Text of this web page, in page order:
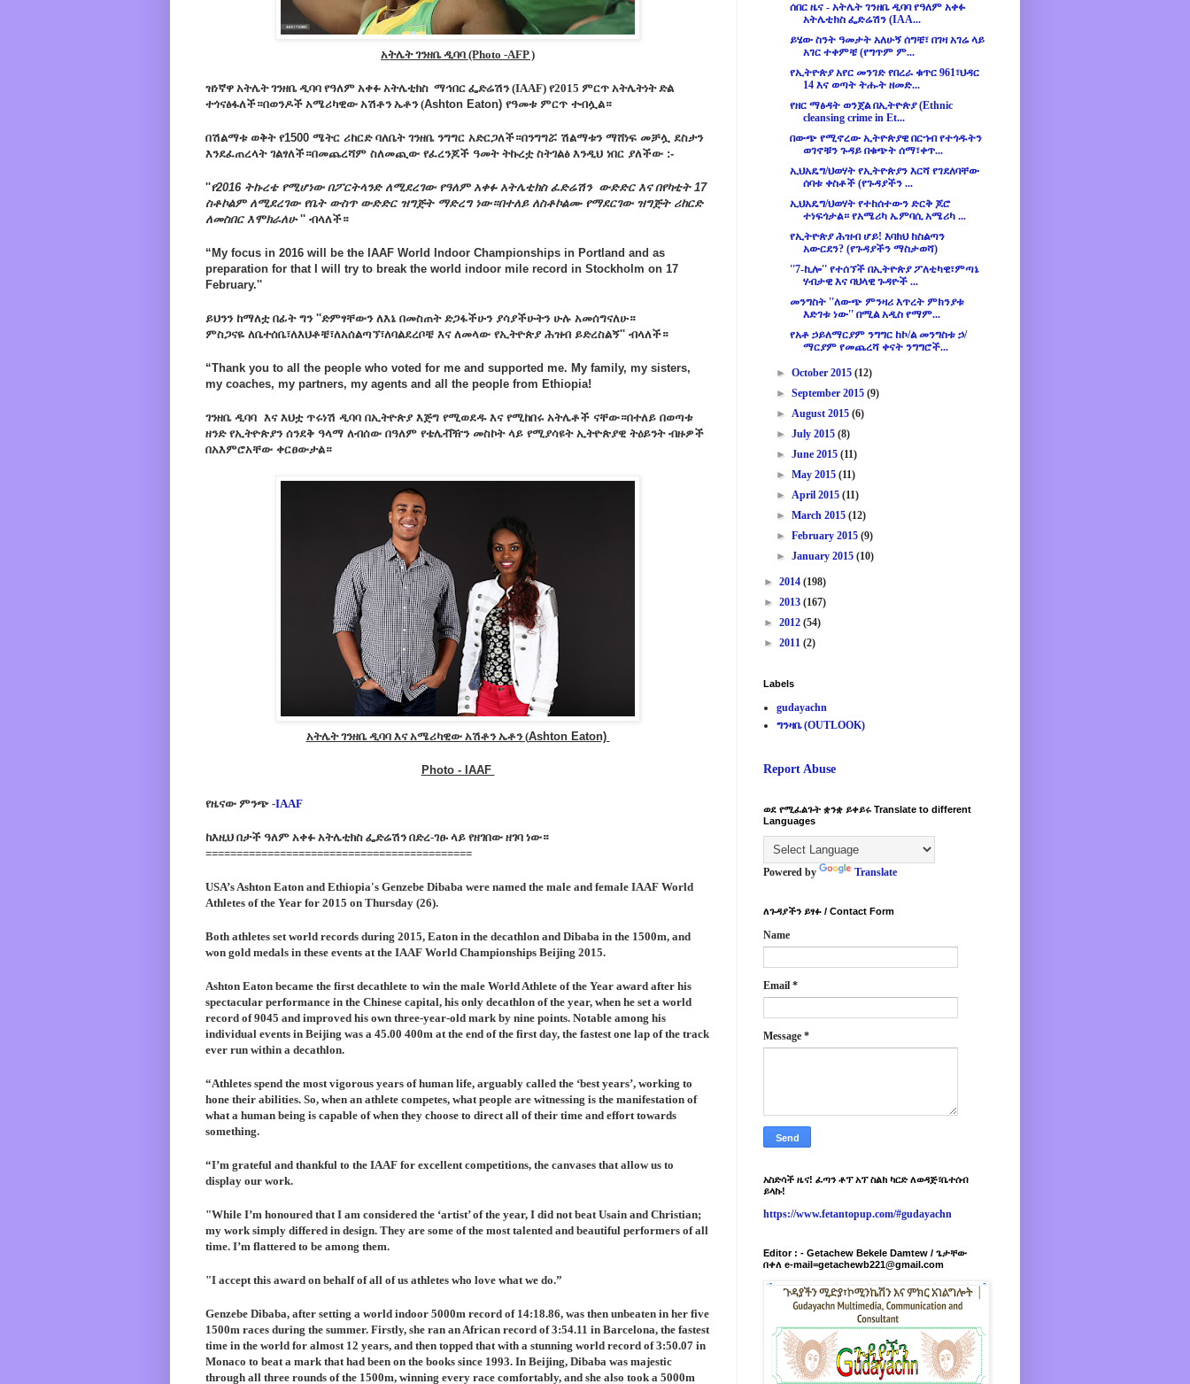
አትሌት ገንዘቤ ዲባባ (Photo -AFP )
ዝነኛዋ አትሌት ገንዘቤ ዲባባ የዓለም አቀፉ አትሌቲክስ ማኅበር ፌድሬሽን (IAAF) የ2015 ምርጥ አትሌትነት ድል
ተጎናፅፋለች።በወንዶች አሜሪካዊው አሽቶን ኤቶን (Ashton Eaton) የዓመቱ ምርጥ ተብሏል።
በሽልማቱ ወቅት የ1500 ሜትር ሪከርድ ባለቤት ገንዘቤ ንግግር አድርጋለች።በንግግሯ ሽልማቱን ማሸነፍ መቻሏ ደስታን
እንደፈጠረላት ገልፃለች።በመጨረሻም ስለመጪው የፈረንጆች ዓመት ትኩረቷ ስትገልፅ እንዲህ ነበር ያለችው :-
''የ2016 ትኩረቴ የሚሆነው በፖርትላንድ ለሚደረገው የዓለም አቀፉ አትሌቲክስ ፈድሬሽን ውድድር እና በየካቲት 17
ስቶኮልም ለሚደረገው የቤት ውስጥ ውድድር ዝግጅት ማድረግ ነው።በተለይ ለስቶኮልሙ የማደርገው ዝግጅት ሪከርድ
ለመስበር እሞክራለሁ'' ብላለች።
“My focus in 2016 will be the IAAF World Indoor Championships in Portland and as
preparation for that I will try to break the world indoor mile record in Stockholm on 17
February.''
ይህንን ከማለቷ በፊት ግን ''ድምፃቸውን ለእኔ በመስጠት ድጋፋችሁን ያሳያችሁትን ሁሉ አመሰግናለሁ።
ምስጋናዬ ለቤተሰቤ፣ለእህቶቼ፣ለአሰልጣኘ፣ለባልደረቦቼ እና ለመላው የኢትዮጵያ ሕዝብ ይድረስልኝ'' ብላለች።
“Thank you to all the people who voted for me and supported me. My family, my sisters,
my coaches, my partners, my agents and all the people from Ethiopia!
ገንዘቤ ዲባባ እና እህቷ ጥሩነሽ ዲባባ በኢትዮጵያ እጅግ የሚወደዱ እና የሚከበሩ አትሌቶች ናቸው።በተለይ በወጣቱ
ዘንድ የኢትዮጵያን ሰንደቅ ዓላማ ለብሰው በዓለም የቴሌቭዥን መስኮት ላይ የሚያሳዩት ኢትዮጵያዊ ትዕይንት ብዙዎች
በአእምሮአቸው ቀርፀውታል።
አትሌት ገንዘቤ ዲባባ እና አሜሪካዊው አሽቶን ኤቶን (Ashton Eaton)
Photo - IAAF
የዜናው ምንጭ -IAAF
ከእዚህ በታች ዓለም አቀፉ አትሌቲክስ ፌድሬሽን በድረ-ገፁ ላይ የዘገበው ዘገባ ነው።
===========================================
USA’s Ashton Eaton and Ethiopia's Genzebe Dibaba were named the male and female IAAF World
Athletes of the Year for 2015 on Thursday (26).
Both athletes set world records during 2015, Eaton in the decathlon and Dibaba in the 1500m, and
won gold medals in these events at the IAAF World Championships Beijing 2015.
Ashton Eaton became the first decathlete to win the male World Athlete of the Year award after his
spectacular performance in the Chinese capital, his only decathlon of the year, when he set a world
record of 9045 and improved his own three-year-old mark by nine points. Notable among his
individual events in Beijing was a 45.00 400m at the end of the first day, the fastest one lap of the track
ever run within a decathlon.
“Athletes spend the most vigorous years of human life, arguably called the ‘best years’, working to
hone their abilities. So, when an athlete competes, what people are witnessing is the manifestation of
what a human being is capable of when they choose to direct all of their time and effort towards
something.
“I’m grateful and thankful to the IAAF for excellent competitions, the canvases that allow us to
display our work.
"While I’m honoured that I am considered the ‘artist’ of the year, I did not beat Usain and Christian;
my work simply differed in design. They are some of the most talented and beautiful performers of all
time. I’m flattered to be among them.
"I accept this award on behalf of all of us athletes who love what we do.”
Genzebe Dibaba, after setting a world indoor 5000m record of 14:18.86, was then unbeaten in her five
1500m races during the summer. Firstly, she ran an African record of 3:54.11 in Barcelona, the fastest
time in the world for almost 12 years, and then topped that with a stunning world record of 3:50.07 in
Monaco to beat a mark that had been on the books since 1993. In Beijing, Dibaba was majestic
through all three rounds of the 1500m, winning every race comfortably, and she also took a 5000m
ሰበር ዜና - አትሌት ገንዘቤ ዲባባ የዓለም አቀፉ
አትሌቲክስ ፌድሬሽን (IAA...
ይሄው ስንት ዓመታት አለሁኝ ሰግቼ፣ በገዛ አገሬ ላይ
አገር ተቀምቼ (የግጥም ም...
የኢትዮጵያ አየር መንገድ የበረራ ቁጥር 961፣ህዳር
14 እና ወጣት ትሑት ዘመድ...
የዘር ማፅዳት ወንጀል በኢትዮጵያ (Ethnic
cleansing crime in Et...
በውጭ የሚኖረው ኢትዮጵያዊ በርኀብ የተጎዱትን
ወገኖቹን ጉዳይ በቁጭት ሰማ፣ቀጥ...
ኢህአዴግ/ህወሃት የኢትዮጵያን እርሻ የገደለባቸው
ሰባቱ ቀስቶች (የጉዳያችን ...
ኢህአዴግ/ህወሃት የተከሰተውን ድርቅ ጆሮ
ተነፍጎታል። የአሜሪካ ኤምባሲ አሜሪካ ...
የኢትዮጵያ ሕዝብ ሆይ! እባክህ ከስልጣን
አውርደን? (የጉዳያችን ማስታወሻ)
''7-ኪሎ'' የተሰኘች በኢትዮጵያ ፖለቲካዊ፣ምጣኔ
ሃብታዊ እና ባህላዊ ጉዳዮች ...
መንግስት ''ለውጭ ምንዛሪ እጥረት ምክንያቱ
እድገቱ ነው'' በሚል አዲስ የማም...
የአቶ ኃይለማርያም ንግግር ከኮ/ል መንግስቱ ኃ/
ማርያም የመጨረሻ ቀናት ንግግሮች...
►October 2015(12)
►September 2015(9)
►August 2015(6)
►July 2015(8)
►June 2015(11)
►May 2015(11)
►April 2015(11)
►March 2015(12)
►February 2015(9)
►January 2015(10)
► 2014 (198)
► 2013 (167)
► 2012 (54)
► 2011 (2)
Labels
gudayachn
ግንዛቤ (OUTLOOK)
Report Abuse
ወደ የሚፈልጉት ቋንቋ ይቀይሩ Translate to different
Languages
Powered by Translate
ለጉዳያችን ይፃፉ / Contact Form
Name
Email *
Message *
አስድሳች ዜና! ፈጣን ቶፕ አፕ ስልክ ካርድ ለወዳጅ፣ቤተሰብ
ይላኩ!
https://www.fetantopup.com/#gudayachn
Editor : - Getachew Bekele Damtew / ጌታቸው
በቀለ e-mail=getachewb221@gmail.com